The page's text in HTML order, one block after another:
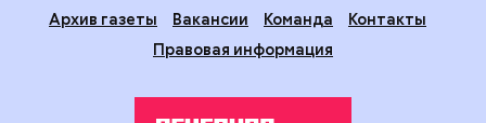
Архив газеты
Вакансии Команда
Контакты
Правовая информация